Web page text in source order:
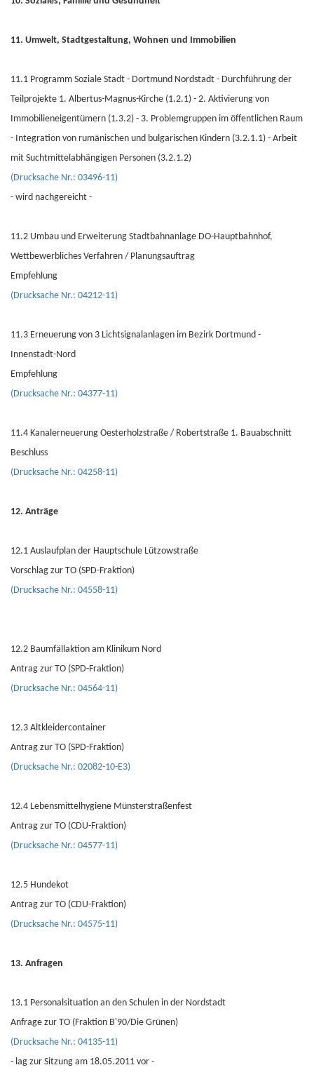
11. Umwelt, Stadtgestaltung, Wohnen und Immobilien
11.1 Programm Soziale Stadt - Dortmund Nordstadt - Durchführung der
Teilprojekte 1. Albertus-Magnus-Kirche (1.2.1) - 2. Aktivierung von
Immobilieneigentümern (1.3.2) - 3. Problemgruppen im öffentlichen Raum
- Integration von rumänischen und bulgarischen Kindern (3.2.1.1) - Arbeit
mit Suchtmittelabhängigen Personen (3.2.1.2)
(Drucksache Nr.: 03496-11)
- wird nachgereicht -
11.2 Umbau und Erweiterung Stadtbahnanlage DO-Hauptbahnhof,
Wettbewerbliches Verfahren / Planungsauftrag
Empfehlung
(Drucksache Nr.: 04212-11)
11.3 Erneuerung von 3 Lichtsignalanlagen im Bezirk Dortmund -
Innenstadt-Nord
Empfehlung
(Drucksache Nr.: 04377-11)
11.4 Kanalerneuerung Oesterholzstraße / Robertstraße 1. Bauabschnitt
Beschluss
(Drucksache Nr.: 04258-11)
12. Anträge
12.1 Auslaufplan der Hauptschule Lützowstraße
Vorschlag zur TO (SPD-Fraktion)
(Drucksache Nr.: 04558-11)
12.2 Baumfällaktion am Klinikum Nord
Antrag zur TO (SPD-Fraktion)
(Drucksache Nr.: 04564-11)
12.3 Altkleidercontainer
Antrag zur TO (SPD-Fraktion)
(Drucksache Nr.: 02082-10-E3)
12.4 Lebensmittelhygiene Münsterstraßenfest
Antrag zur TO (CDU-Fraktion)
(Drucksache Nr.: 04577-11)
12.5 Hundekot
Antrag zur TO (CDU-Fraktion)
(Drucksache Nr.: 04575-11)
13. Anfragen
13.1 Personalsituation an den Schulen in der Nordstadt
Anfrage zur TO (Fraktion B'90/Die Grünen)
(Drucksache Nr.: 04135-11)
- lag zur Sitzung am 18.05.2011 vor -